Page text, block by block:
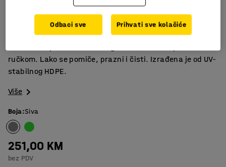
AFNOR standard
Lako se pomiče i prazni
Ručka s jednostavnim rukovanjem
ručkom. Lako se pomiče, prazni i čisti. Izrađena je od UV-
stabilnog HDPE.
Više
Boja:Siva
251,00 KM
bez PDV
Odbaci sve Prihvati sve kolačiće